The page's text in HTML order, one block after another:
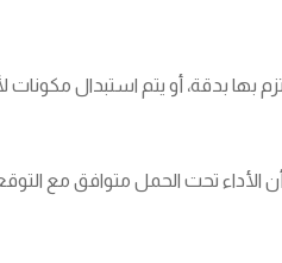
بدقة، أو يتم استبدال مكونات
الأداء تحت الحمل متوافق مع